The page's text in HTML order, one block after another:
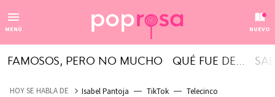
MENÚ NUEVO
FAMOSOS, PERO NO MUCHO QUÉ FUE DE...
HOY SE HABLA DE Isabel Pantoja TikTok Telecinco